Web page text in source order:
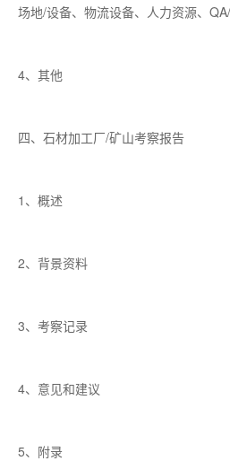
场地/设备、物流设备、人力资源、
4、其他
四、石材加工厂/矿山考察报告
1、概述
2、背景资料
3、考察记录
4、意见和建议
5、附录